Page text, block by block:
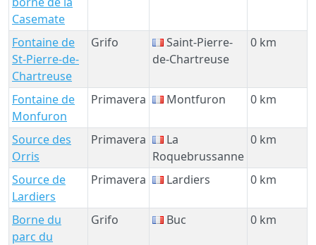
Casemate
Fontaine de
St-Pierre-de-
Chartreuse
Grifo
Saint-Pierre-
de-Chartreuse
0 km
Fontaine de
Monfuron
Primavera Montfuron 0 km
Source des
Orris
Primavera
La
Roquebrussanne
0 km
Source de
Lardiers
Primavera Lardiers 0 km
Borne du
parc du
Grifo Buc 0 km